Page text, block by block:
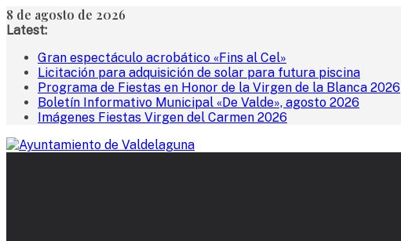
Saltar
al
8 de agosto de 2026
Latest:
Gran espectáculo acrobático «Fins al Cel»
Licitación para adquisición de solar para futura piscina
Programa de Fiestas en Honor de la Virgen de la Blanca 2026
Boletín Informativo Municipal «De Valde», agosto 2026
Imágenes Fiestas Virgen del Carmen 2026